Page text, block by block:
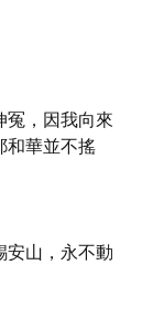
冤，因我向來
和華並不搖
安山，永不動